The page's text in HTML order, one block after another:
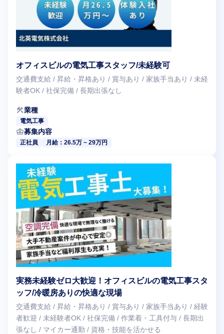
オフィスビルの電気工事スタッフ/未経験可
交通費支給 / 昇給・昇格あり / 賞与あり / 家族手当あり / 未経
験者OK / 社保完備 / 長期出張なし
construction業種
電気工事
business_center募集内容
正社員 月給：26.5万 ~ 29万円
実務未経験ゼロ大歓迎！オフィスビルの電気工事スタ
ッフ/冷暖房ありの快適な現場
交通費支給 / 昇給・昇格あり / 賞与あり / 家族手当あり / 経験
者歓迎 / 未経験者OK / 社保完備 / 作業着・工具付与 / 長期出
張なし / マイカー通勤 / 資格・技能を活かせる